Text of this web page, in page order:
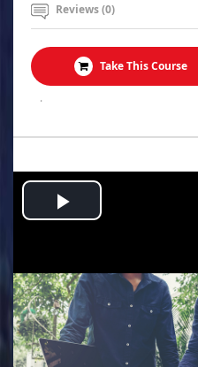
Reviews (0)
Take This Course
.
Play